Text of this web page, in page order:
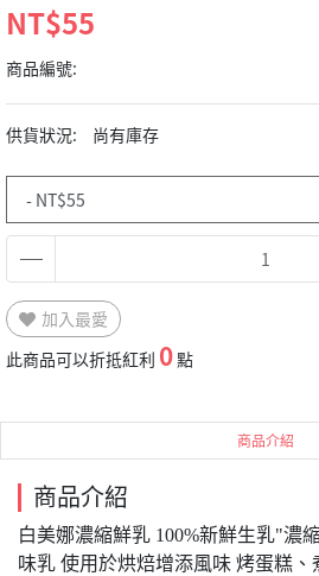
NT$55
商品編號:
供貨狀況: 尚有庫存
加入最愛
此商品可以折抵紅利 0點
商品介紹
商品介紹
白美娜濃縮鮮乳 100%新鮮生乳"濃
味乳 使用於烘焙增添風味 烤蛋糕